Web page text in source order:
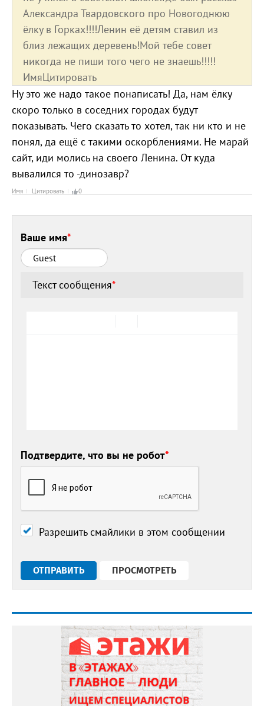
Александра Твардовского про Новогоднюю
ёлку в Горках!!!!Ленин её детям ставил из
близ лежащих деревень!Мой тебе совет
никогда не пиши того чего не знаешь!!!!!
ИмяЦитировать
Ну это же надо такое понаписать! Да, нам ёлку
скоро только в соседних городах будут
показывать. Чего сказать то хотел, так ни кто и не
понял, да ещё с такими оскорблениями. Не марай
сайт, иди молись на своего Ленина. От куда
вывалился то -динозавр?
Имя Цитировать 0
Ваше имя*
Текст сообщения*
Подтвердите, что вы не робот*
Разрешить смайлики в этом сообщении